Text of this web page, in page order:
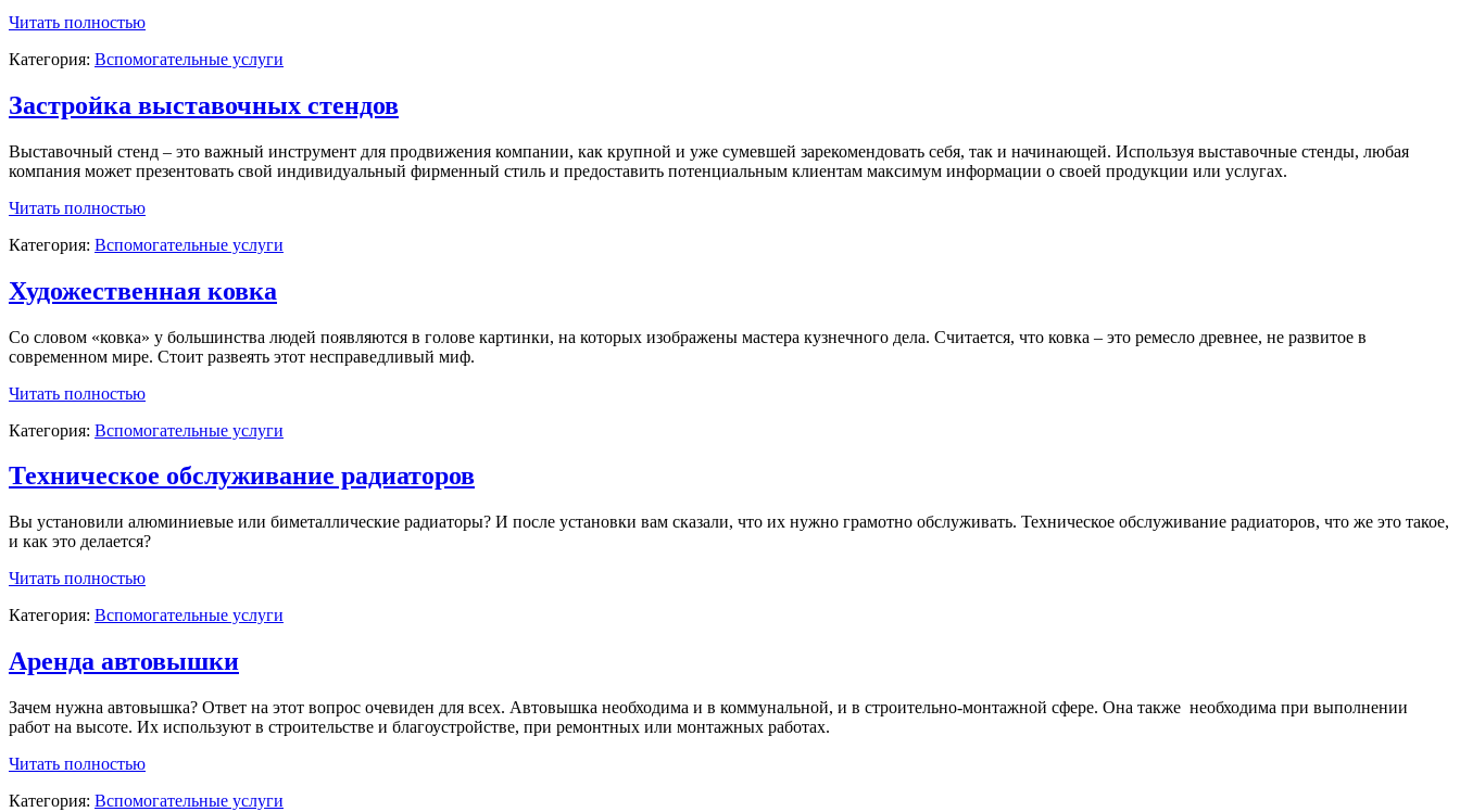
Читать полностью
Категория: Вспомогательные услуги
Застройка выставочных стендов
Выставочный стенд – это важный инструмент для продвижения компании, как крупной и уже сумевшей зарекомендовать себя, так и начинающей. Используя выставочные стенды, любая
компания может презентовать свой индивидуальный фирменный стиль и предоставить потенциальным клиентам максимум информации о своей продукции или услугах.
Читать полностью
Категория: Вспомогательные услуги
Художественная ковка
Со словом «ковка» у большинства людей появляются в голове картинки, на которых изображены мастера кузнечного дела. Считается, что ковка – это ремесло древнее, не развитое в
современном мире. Стоит развеять этот несправедливый миф.
Читать полностью
Категория: Вспомогательные услуги
Техническое обслуживание радиаторов
Вы установили алюминиевые или биметаллические радиаторы? И после установки вам сказали, что их нужно грамотно обслуживать. Техническое обслуживание радиаторов, что же это такое,
и как это делается?
Читать полностью
Категория: Вспомогательные услуги
Аренда автовышки
Зачем нужна автовышка? Ответ на этот вопрос очевиден для всех. Автовышка необходима и в коммунальной, и в строительно-монтажной сфере. Она также необходима при выполнении
работ на высоте. Их используют в строительстве и благоустройстве, при ремонтных или монтажных работах.
Читать полностью
Категория: Вспомогательные услуги